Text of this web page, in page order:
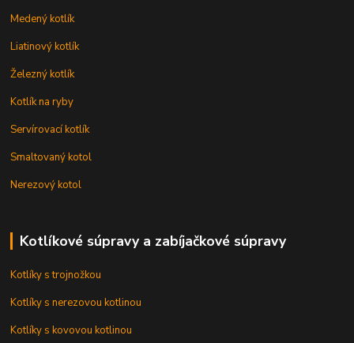
Medený kotlík
Liatinový kotlík
Železný kotlík
Kotlík na ryby
Servírovací kotlík
Smaltovaný kotol
Nerezový kotol
Kotlíkové súpravy a zabíjačkové súpravy
Kotlíky s trojnožkou
Kotlíky s nerezovou kotlinou
Kotlíky s kovovou kotlinou